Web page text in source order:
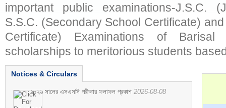
important public examinations-J.S.C.
S.S.C. (Secondary School Certificate)
Certificate) Examinations of
scholarships to meritorious students
Notices & Circulars
২০২৬ সালের এসএসসি পরীক্ষার ফলাফল প্রকাশ 2026-08-08